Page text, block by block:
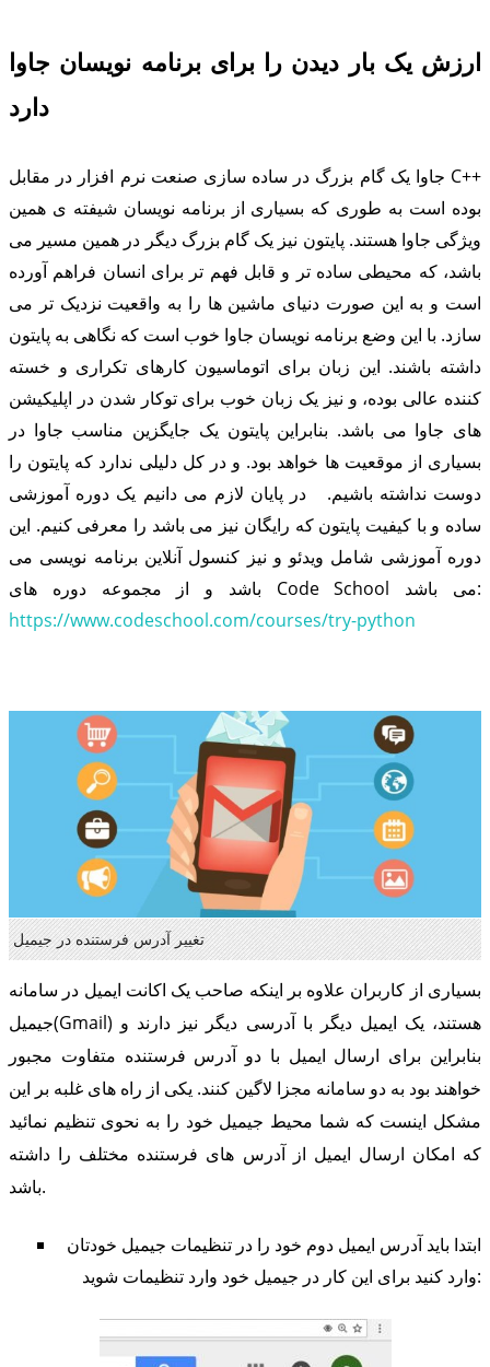
ارزش یک بار دیدن را برای برنامه نویسان جاوا
دارد
جاوا یک گام بزرگ در ساده سازی صنعت نرم افزار در مقابل C++
بوده است به طوری که بسیاری از برنامه نویسان شیفته ی همین
ویژگی جاوا هستند. پایتون نیز یک گام بزرگ دیگر در همین مسیر می
باشد، که محیطی ساده تر و قابل فهم تر برای انسان فراهم آورده
است و به این صورت دنیای ماشین ها را به واقعیت نزدیک تر می
سازد. با این وضع برنامه نویسان جاوا خوب است که نگاهی به پایتون
داشته باشند. این زبان برای اتوماسیون کارهای تکراری و خسته
کننده عالی بوده، و نیز یک زبان خوب برای توکار شدن در اپلیکیشن
های جاوا می باشد. بنابراین پایتون یک جایگزین مناسب جاوا در
بسیاری از موقعیت ها خواهد بود. و در کل دلیلی ندارد که پایتون را
دوست نداشته باشیم. در پایان لازم می دانیم یک دوره آموزشی
ساده و با کیفیت پایتون که رایگان نیز می باشد را معرفی کنیم. این
دوره آموزشی شامل ویدئو و نیز کنسول آنلاین برنامه نویسی می
باشد و از مجموعه دوره های Code School می باشد:
https://www.codeschool.com/courses/try-python
تغییر آدرس فرستنده در جیمیل
بسیاری از کاربران علاوه بر اینکه صاحب یک اکانت ایمیل در سامانه
جیمیل(Gmail) هستند، یک ایمیل دیگر با آدرسی دیگر نیز دارند و
بنابراین برای ارسال ایمیل با دو آدرس فرستنده متفاوت مجبور
خواهند بود به دو سامانه مجزا لاگین کنند. یکی از راه های غلبه بر این
مشکل اینست که شما محیط جیمیل خود را به نحوی تنظیم نمائید
که امکان ارسال ایمیل از آدرس های فرستنده مختلف را داشته
باشد.
وارد کنید برای این کار در جیمیل خود وارد تنظیمات شوید: